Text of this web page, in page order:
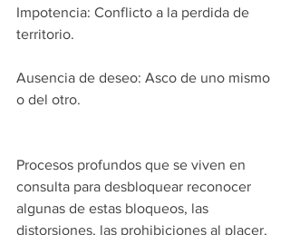
Impotencia: Conflicto a la perdida de
territorio.
Ausencia de deseo: Asco de uno mismo
o del otro.
Procesos profundos que se viven en
consulta para desbloquear reconocer
algunas de estas bloqueos, las
distorsiones, las prohibiciones al placer,